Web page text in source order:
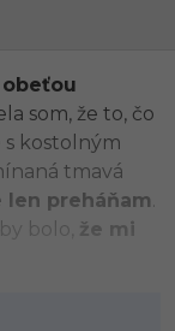
som, že to, čo
s kostolným
tmavá
len preháňam
bolo, že mi